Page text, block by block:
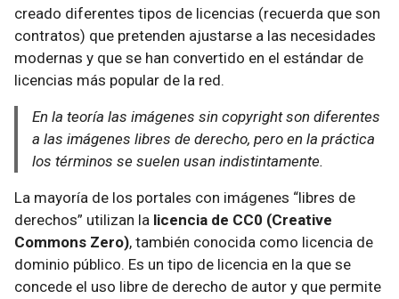
creado diferentes tipos de licencias (recuerda que son
contratos) que pretenden ajustarse a las necesidades
modernas y que se han convertido en el estándar de
licencias más popular de la red.
En la teoría las imágenes sin copyright son diferentes
a las imágenes libres de derecho, pero en la práctica
los términos se suelen usan indistintamente.
La mayoría de los portales con imágenes “libres de
derechos” utilizan la licencia de CC0 (Creative
Commons Zero), también conocida como licencia de
dominio público. Es un tipo de licencia en la que se
concede el uso libre de derecho de autor y que permite